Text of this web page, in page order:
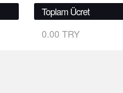
Toplam Ücret
0.00 TRY